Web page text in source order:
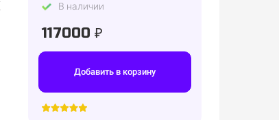
В наличии
117000 ₽
Добавить в корзину